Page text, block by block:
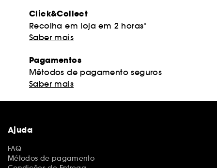
Click&Collect
Recolha em loja em 2 horas*
Saber mais
Pagamentos
Métodos de pagamento seguros
Saber mais
Ajuda
FAQ
Métodos de pagamento